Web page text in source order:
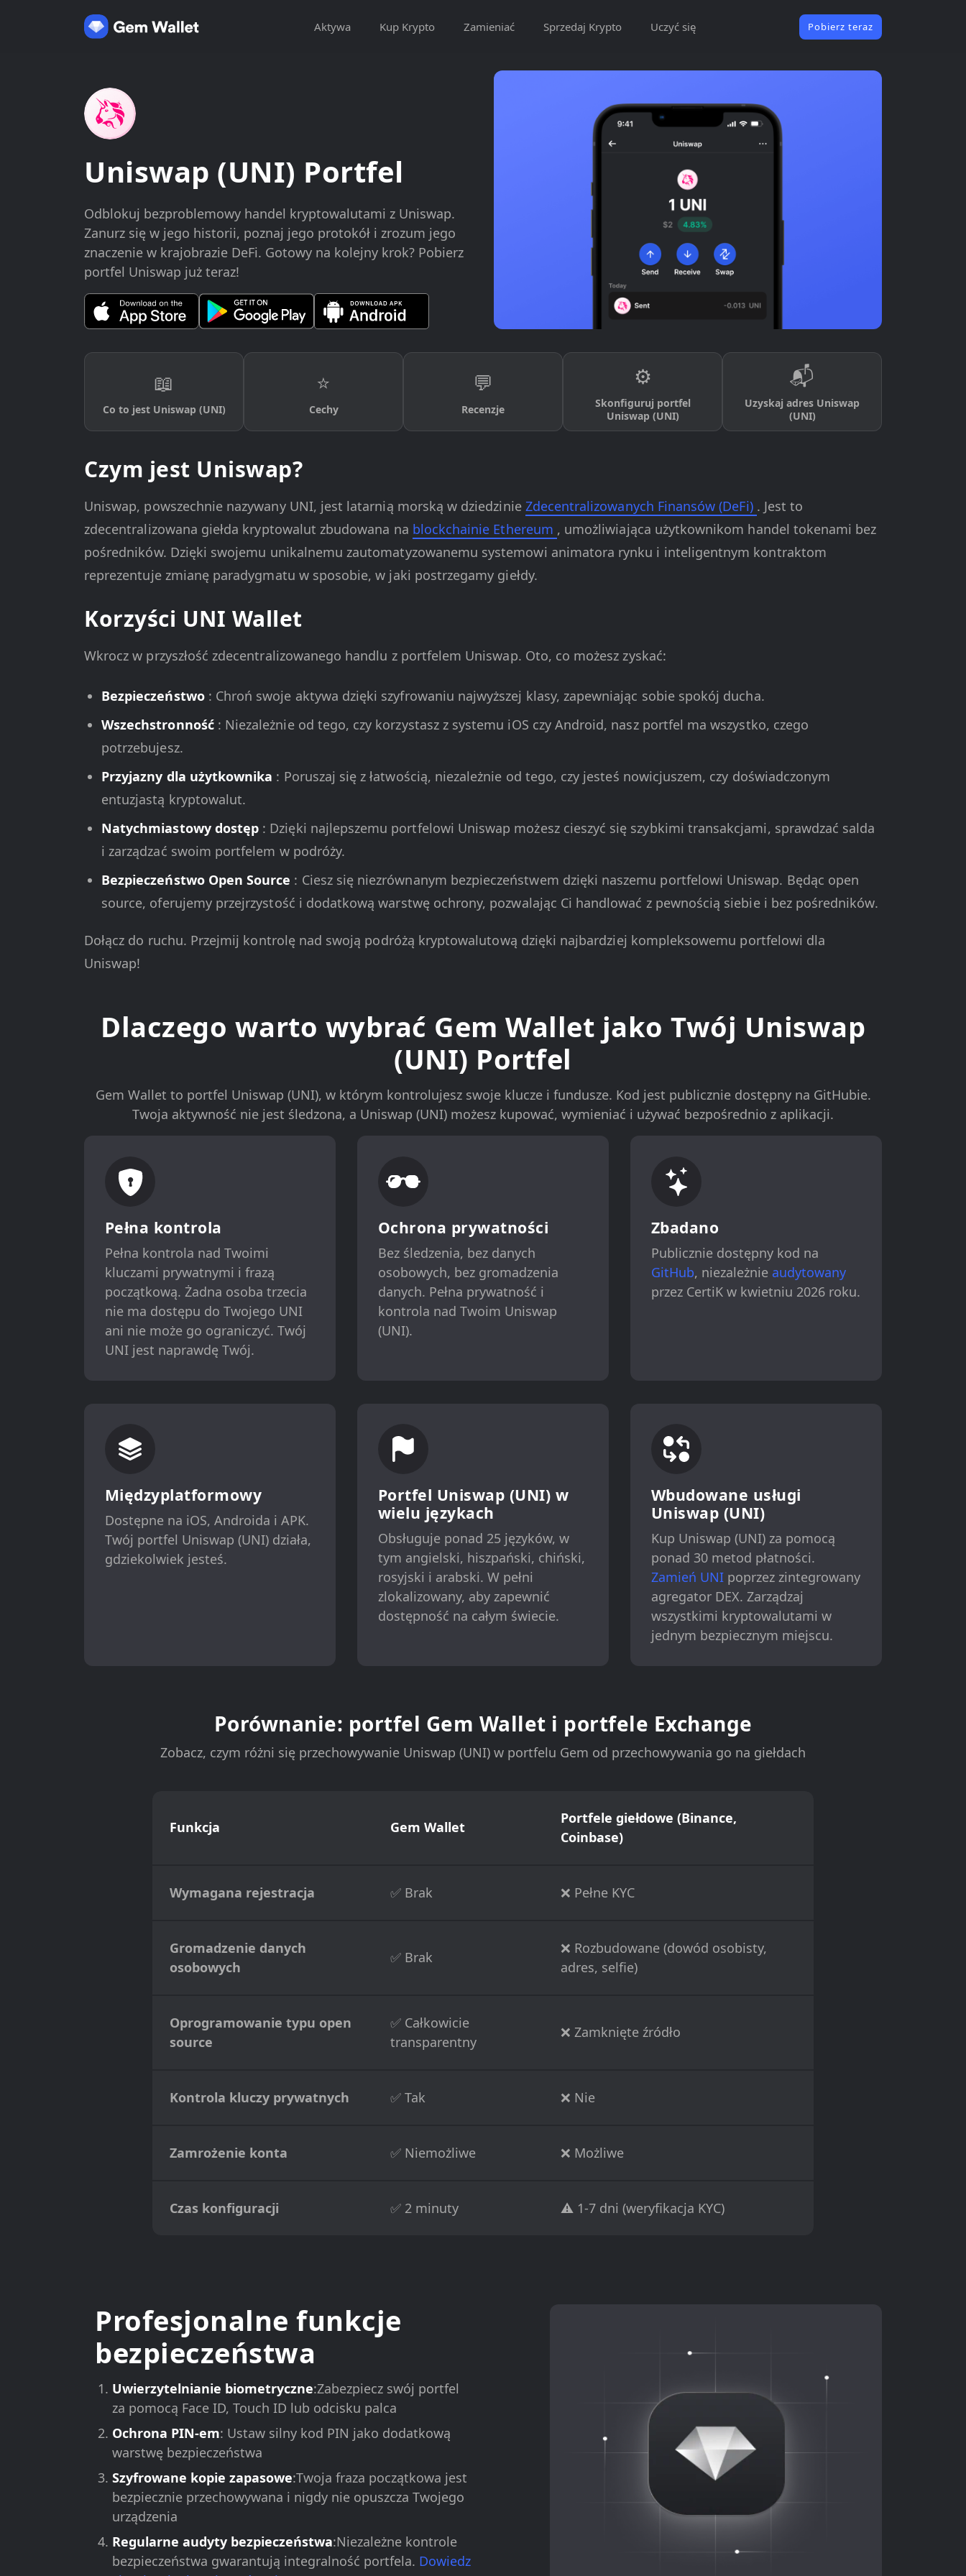
Aktywa Kup Krypto Zamieniać Sprzedaj Krypto Uczyć się Pobierz teraz
Uniswap (UNI) Portfel
Odblokuj bezproblemowy handel kryptowalutami z Uniswap.
Zanurz się w jego historii, poznaj jego protokół i zrozum jego
znaczenie w krajobrazie DeFi. Gotowy na kolejny krok? Pobierz
portfel Uniswap już teraz!
📖
Co to jest Uniswap (UNI)
⭐
Cechy
💬
Recenzje
⚙️
Skonfiguruj portfel
Uniswap (UNI)
📬
Uzyskaj adres Uniswap
(UNI)
Czym jest Uniswap?
Uniswap, powszechnie nazywany UNI, jest latarnią morską w dziedzinie Zdecentralizowanych Finansów (DeFi) . Jest to
zdecentralizowana giełda kryptowalut zbudowana na blockchainie Ethereum , umożliwiająca użytkownikom handel tokenami bez
pośredników. Dzięki swojemu unikalnemu zautomatyzowanemu systemowi animatora rynku i inteligentnym kontraktom
reprezentuje zmianę paradygmatu w sposobie, w jaki postrzegamy giełdy.
Korzyści UNI Wallet
Wkrocz w przyszłość zdecentralizowanego handlu z portfelem Uniswap. Oto, co możesz zyskać:
Bezpieczeństwo : Chroń swoje aktywa dzięki szyfrowaniu najwyższej klasy, zapewniając sobie spokój ducha.
Wszechstronność : Niezależnie od tego, czy korzystasz z systemu iOS czy Android, nasz portfel ma wszystko, czego
potrzebujesz.
Przyjazny dla użytkownika : Poruszaj się z łatwością, niezależnie od tego, czy jesteś nowicjuszem, czy doświadczonym
entuzjastą kryptowalut.
Natychmiastowy dostęp : Dzięki najlepszemu portfelowi Uniswap możesz cieszyć się szybkimi transakcjami, sprawdzać salda
i zarządzać swoim portfelem w podróży.
Bezpieczeństwo Open Source : Ciesz się niezrównanym bezpieczeństwem dzięki naszemu portfelowi Uniswap. Będąc open
source, oferujemy przejrzystość i dodatkową warstwę ochrony, pozwalając Ci handlować z pewnością siebie i bez pośredników.
Dołącz do ruchu. Przejmij kontrolę nad swoją podróżą kryptowalutową dzięki najbardziej kompleksowemu portfelowi dla
Uniswap!
Dlaczego warto wybrać Gem Wallet jako Twój Uniswap
(UNI) Portfel
Gem Wallet to portfel Uniswap (UNI), w którym kontrolujesz swoje klucze i fundusze. Kod jest publicznie dostępny na GitHubie.
Twoja aktywność nie jest śledzona, a Uniswap (UNI) możesz kupować, wymieniać i używać bezpośrednio z aplikacji.
Pełna kontrola
Pełna kontrola nad Twoimi
kluczami prywatnymi i frazą
początkową. Żadna osoba trzecia
nie ma dostępu do Twojego UNI
ani nie może go ograniczyć. Twój
UNI jest naprawdę Twój.
Ochrona prywatności
Bez śledzenia, bez danych
osobowych, bez gromadzenia
danych. Pełna prywatność i
kontrola nad Twoim Uniswap
(UNI).
Zbadano
Publicznie dostępny kod na
GitHub, niezależnie audytowany
przez CertiK w kwietniu 2026 roku.
Międzyplatformowy
Dostępne na iOS, Androida i APK.
Twój portfel Uniswap (UNI) działa,
gdziekolwiek jesteś.
Portfel Uniswap (UNI) w
wielu językach
Obsługuje ponad 25 języków, w
tym angielski, hiszpański, chiński,
rosyjski i arabski. W pełni
zlokalizowany, aby zapewnić
dostępność na całym świecie.
Wbudowane usługi
Uniswap (UNI)
Kup Uniswap (UNI) za pomocą
ponad 30 metod płatności.
Zamień UNIpoprzez zintegrowany
agregator DEX. Zarządzaj
wszystkimi kryptowalutami w
jednym bezpiecznym miejscu.
Porównanie: portfel Gem Wallet i portfele Exchange
Zobacz, czym różni się przechowywanie Uniswap (UNI) w portfelu Gem od przechowywania go na giełdach
Funkcja Gem Wallet
Portfele giełdowe (Binance,
Coinbase)
Wymagana rejestracja ✅ Brak ❌ Pełne KYC
Gromadzenie danych
osobowych
✅ Brak
❌ Rozbudowane (dowód osobisty,
adres, selfie)
Oprogramowanie typu open
source
✅ Całkowicie
transparentny
❌ Zamknięte źródło
Kontrola kluczy prywatnych ✅ Tak ❌ Nie
Zamrożenie konta ✅ Niemożliwe ❌ Możliwe
Czas konfiguracji ✅ 2 minuty ⚠️ 1-7 dni (weryfikacja KYC)
Profesjonalne funkcje
bezpieczeństwa
Uwierzytelnianie biometryczne:Zabezpiecz swój portfel
za pomocą Face ID, Touch ID lub odcisku palca
Ochrona PIN-em: Ustaw silny kod PIN jako dodatkową
warstwę bezpieczeństwa
Szyfrowane kopie zapasowe:Twoja fraza początkowa jest
bezpiecznie przechowywana i nigdy nie opuszcza Twojego
urządzenia
Regularne audyty bezpieczeństwa:Niezależne kontrole
bezpieczeństwa gwarantują integralność portfela. Dowiedz